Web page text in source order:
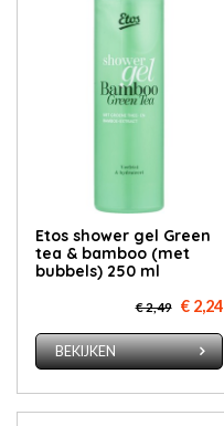
Etos shower gel Green
tea & bamboo (met
bubbels) 250 ml
€ 2,49 € 2,24
BEKIJKEN